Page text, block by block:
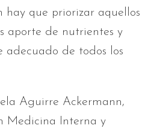
hay que priorizar aquellos
aporte de nutrientes y
adecuado de todos los
Aguirre Ackermann,
Medicina Interna y